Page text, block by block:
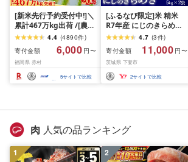
[新米先行予約受付中!]＼
累計467万kg出荷 /[農家
応援米]訳あり 令和7年産
令和8年産ふくきらり 夢
つくし 5kg 10kg 15kg
20kg [選べる品種・内容
量・出荷時期]複数原料
米 白米 精米 国産 限定
グ
4.4 (4890件)
寄付金額
6,000 円〜
福岡県 赤村
5サイトで比較
[ふるなび限定]米 精米
R7年産 にじのきらめき
10kg 10月 FN-Limited-
4.7 (3件)
寄付金額
11,000 円〜
茨城県 下妻市
2サイトで比較
肉 人気の品ランキング
1 2